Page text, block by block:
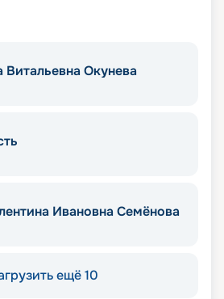
Витальевна Окунева
Ивановна Семёнова
ещё 10